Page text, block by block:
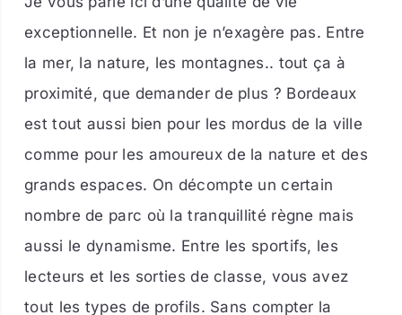
exceptionnelle. Et non je n’exagère pas. Entre
la mer, la nature, les montagnes.. tout ça à
proximité, que demander de plus ? Bordeaux
est tout aussi bien pour les mordus de la ville
comme pour les amoureux de la nature et des
grands espaces. On décompte un certain
nombre de parc où la tranquillité règne mais
aussi le dynamisme. Entre les sportifs, les
lecteurs et les sorties de classe, vous avez
tout les types de profils. Sans compter la